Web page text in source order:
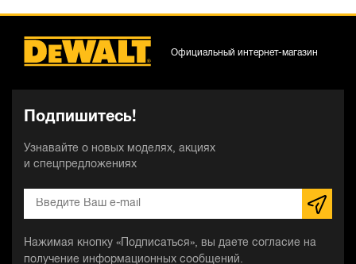
Подпишитесь!
Узнавайте о новых моделях, акциях
и спецпредложениях
Нажимая кнопку «Подписаться», вы даете согласие на
получение информационных сообщений.
Официальный интернет-магазин